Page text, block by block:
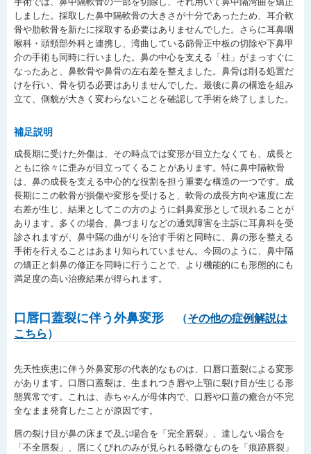
しました。採取した鼻中隔軟骨の大きさが十分であったため、耳介軟
骨や肋軟骨を新たに採取する必要はありませんでした。さらに耳鼻咽
喉科・頭頸部外科と連携し、湾曲している篩骨正中板の切除や下鼻甲
介の手術も同時に行いました。鼻の中心を支える「柱」がまっすぐに
なったあと、鼻軟骨や鼻骨の左右差を整えました。鼻骨は削る処置だ
けを行い、骨を切る必要はありませんでした。最後に鼻の構造を組み
立て、側貌が大きく変わらないことを確認して手術を終了しました。
補足説明
成長期に受けた外傷は、その時点では変形が目立たなくても、成長と
ともに徐々に歪みが目立ってくることがあります。特に鼻中隔軟骨
は、鼻の成長を支える中心的な役割を担う重要な構造の一つです。成
長期にこの軟骨が損傷や変形を受けると、軟骨の成長方向や速度に左
右差が生じ、結果としてこの方のように斜鼻変形として現れることが
あります。多くの場合、鼻づまりなどの通気障害を主訴に耳鼻科を受
診されますが、鼻中隔の曲がりを治す手術と同時に、鼻の形を整える
手術を行えることはあまり知られていません。今回のように、鼻中隔
の矯正と斜鼻の修正を同時に行うことで、より機能的にも形態的にも
満足度の高い治療結果が得られます。
口唇口蓋裂に伴う外鼻変形 （その他の症例解説は
こちら ）
先天性疾患に伴う外鼻変形の代表的なものは、口唇口蓋裂による変形
があります。口唇口蓋裂は、生まれつき唇や上顎に裂け目が生じる形
態異常です。これは、赤ちゃんが母体内で、口唇や口蓋の癒合が不完
全なまま発育したことが原因です。
唇の裂け目が鼻の床まで及ぶ場合を「完全唇裂」、達しない場合を
「不全唇裂」、唇にくびれのみが見られる軽微なものを「痕跡唇裂」